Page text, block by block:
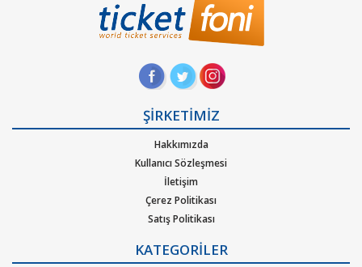
Ticketfoni'ye üye olunuz. Bilet seçiminizi yapınız. (Katılmak
istediğiniz etkinlik ya da etkinliklere ait siteye optimize edilmiş
yapınız.) Size sunulan güvenli Ödeme adımına geçiniz. Artık
Hangi müzik türlerinde Ticketfoniden bilet bulup
. Müzik türlerinden Alternatif, Dans – Elektronik
pop, rock, blues, New Age, caz, klasik, Latin Tango ska, reggae,
metal, hip-hop ya da r&b gibi pek çok müzik türleri için
oluşturulan etkinliklere bilet bulabilirsiniz. Elinizdeki
gidemeyeceğiniz konserlerin biletlerini de satabileceğiniz çok
özel bir hizmeti Ticketfoni sizler için sunuyor.
ŞİRKETİMİZ
Hakkımızda
Kullanıcı Sözleşmesi
İletişim
Çerez Politikası
Satış Politikası
Kurumsal Ağırlama
KATEGORİLER